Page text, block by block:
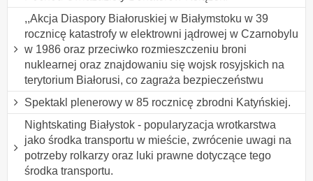
,,Akcja Diaspory Białoruskiej w Białymstoku w 39
rocznicę katastrofy w elektrowni jądrowej w Czarnobylu
w 1986 oraz przeciwko rozmieszczeniu broni
nuklearnej oraz znajdowaniu się wojsk rosyjskich na
terytorium Białorusi, co zagraża bezpieczeństwu
Spektakl plenerowy w 85 rocznicę zbrodni Katyńskiej.
Nightskating Białystok - popularyzacja wrotkarstwa
jako środka transportu w mieście, zwrócenie uwagi na
potrzeby rolkarzy oraz luki prawne dotyczące tego
środka transportu.